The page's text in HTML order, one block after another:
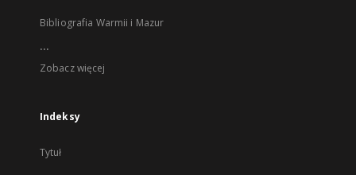
Bibliografia Warmii i Mazur
...
Zobacz więcej
Indeksy
Tytuł